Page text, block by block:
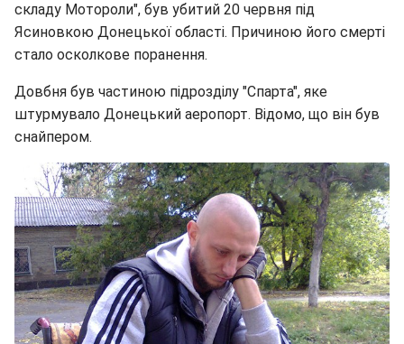
складу Мотороли", був убитий 20 червня під
Ясиновкою Донецької області. Причиною його смерті
стало осколкове поранення.
Довбня був частиною підрозділу "Спарта", яке
штурмувало Донецький аеропорт. Відомо, що він був
снайпером.